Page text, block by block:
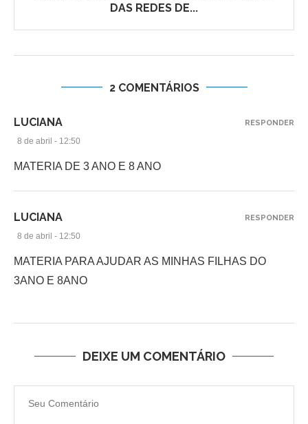
DAS REDES DE...
2 COMENTÁRIOS
LUCIANA
8 de abril - 12:50
MATERIA DE 3 ANO E 8 ANO
RESPONDER
LUCIANA
8 de abril - 12:50
MATERIA PARA AJUDAR AS MINHAS FILHAS DO
3ANO E 8ANO
RESPONDER
DEIXE UM COMENTÁRIO